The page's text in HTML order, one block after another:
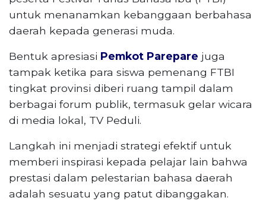
untuk menanamkan kebanggaan berbahasa
daerah kepada generasi muda.
Bentuk apresiasi Pemkot Parepare juga
tampak ketika para siswa pemenang FTBI
tingkat provinsi diberi ruang tampil dalam
berbagai forum publik, termasuk gelar wicara
di media lokal, TV Peduli.
Langkah ini menjadi strategi efektif untuk
memberi inspirasi kepada pelajar lain bahwa
prestasi dalam pelestarian bahasa daerah
adalah sesuatu yang patut dibanggakan.